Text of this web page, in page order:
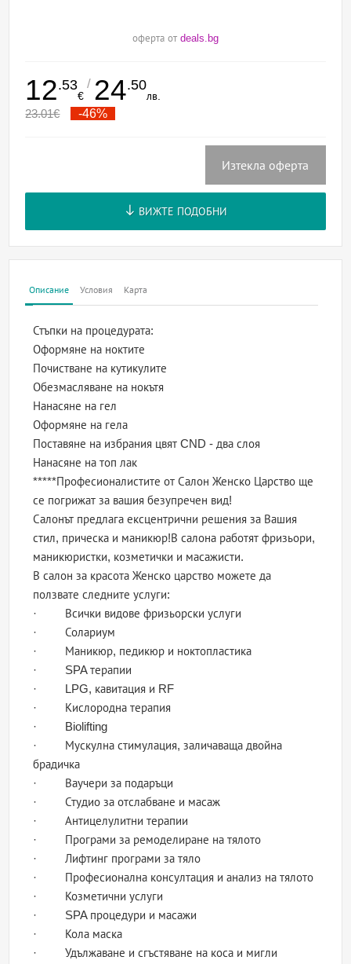
оферта от deals.bg
12.53
€
/ 24.50
лв.
23.01€ -46%
Изтекла оферта
ВИЖТЕ ПОДОБНИ
Описание Условия Карта
Стъпки на процедурата:
Оформяне на ноктите
Почистване на кутикулите
Обезмасляване на нокътя
Нанасяне на гел
Оформяне на гела
Поставяне на избрания цвят CND - два слоя
Нанасяне на топ лак
*****Професионалистите от Салон Женско Царство ще
се погрижат за вашия безупречен вид!
Салонът предлага ексцентрични решения за Вашия
стил, прическа и маникюр!В салона работят фризьори,
маникюристки, козметички и масажисти.
В салон за красота Женско царство можете да
ползвате следните услуги:
· Всички видове фризьорски услуги
· Солариум
· Маникюр, педикюр и ноктопластика
· SPA терапии
· LPG, кавитация и RF
· Кислородна терапия
· Biolifting
· Мускулна стимулация, заличаваща двойна
брадичка
· Ваучери за подаръци
· Студио за отслабване и масаж
· Антицелулитни терапии
· Програми за ремоделиране на тялото
· Лифтинг програми за тяло
· Професионална консултация и анализ на тялото
· Козметични услуги
· SPA процедури и масажи
· Кола маска
· Удължаване и сгъстяване на коса и мигли